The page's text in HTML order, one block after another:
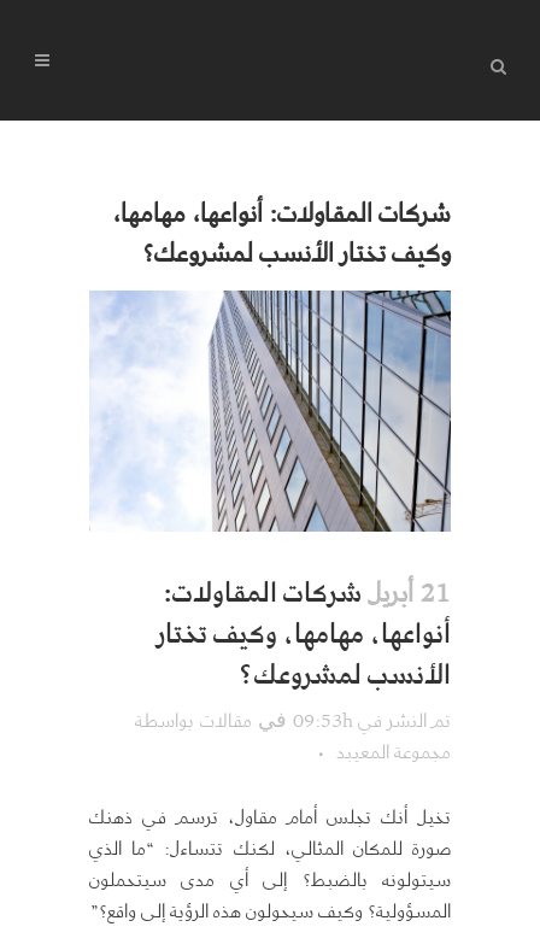
شركات المقاولات: أنواعها، مهامها،
وكيف تختار الأنسب لمشروعك؟
21 أبريل
شركات المقاولات:
أنواعها، مهامها، وكيف تختار
الأنسب لمشروعك؟
تم النشر في 09:53h في مقالات بواسطة
مجموعة المعيبد
تخيل أنك تجلس أمام مقاول، ترسم في ذهنك
صورة للمكان المثالي، لكنك تتساءل: “ما الذي
سيتولونه بالضبط؟ إلى أي مدى سيتحملون
المسؤولية؟ وكيف سيحولون هذه الرؤية إلى واقع؟”